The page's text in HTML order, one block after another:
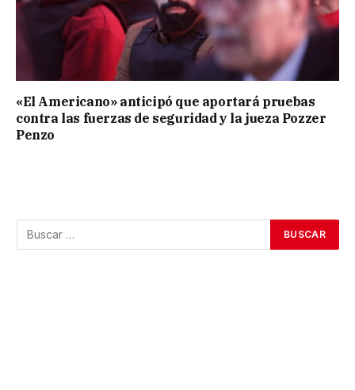
«El Americano» anticipó que aportará pruebas
contra las fuerzas de seguridad y la jueza Pozzer
Penzo